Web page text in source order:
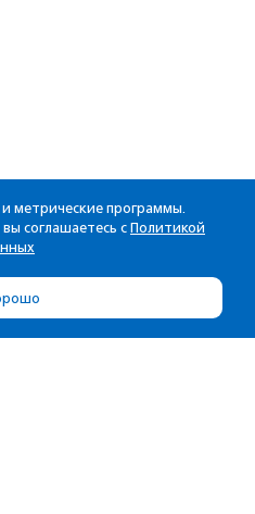
метрические программы.
соглашаетесь с Политикой